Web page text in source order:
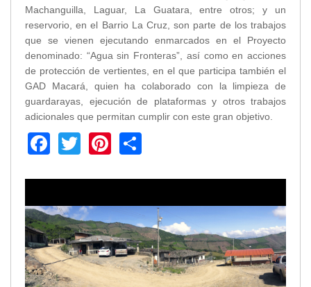
Machanguilla, Laguar, La Guatara, entre otros; y un
reservorio, en el Barrio La Cruz, son parte de los trabajos
que se vienen ejecutando enmarcados en el Proyecto
denominado: “Agua sin Fronteras”, así como en acciones
de protección de vertientes, en el que participa también el
GAD Macará, quien ha colaborado con la limpieza de
guardarayas, ejecución de plataformas y otros trabajos
adicionales que permitan cumplir con este gran objetivo.
Facebook
TwitterPinterest
Transparencia
LOTAIP
GAD Macará
2020
2024
2023
2016
2019
2018
2017
2015